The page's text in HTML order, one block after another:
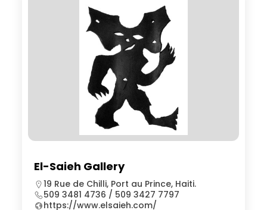
El-Saieh Gallery
19 Rue de Chilli, Port au Prince, Haiti.
509 3481 4736 / 509 3427 7797
https://www.elsaieh.com/